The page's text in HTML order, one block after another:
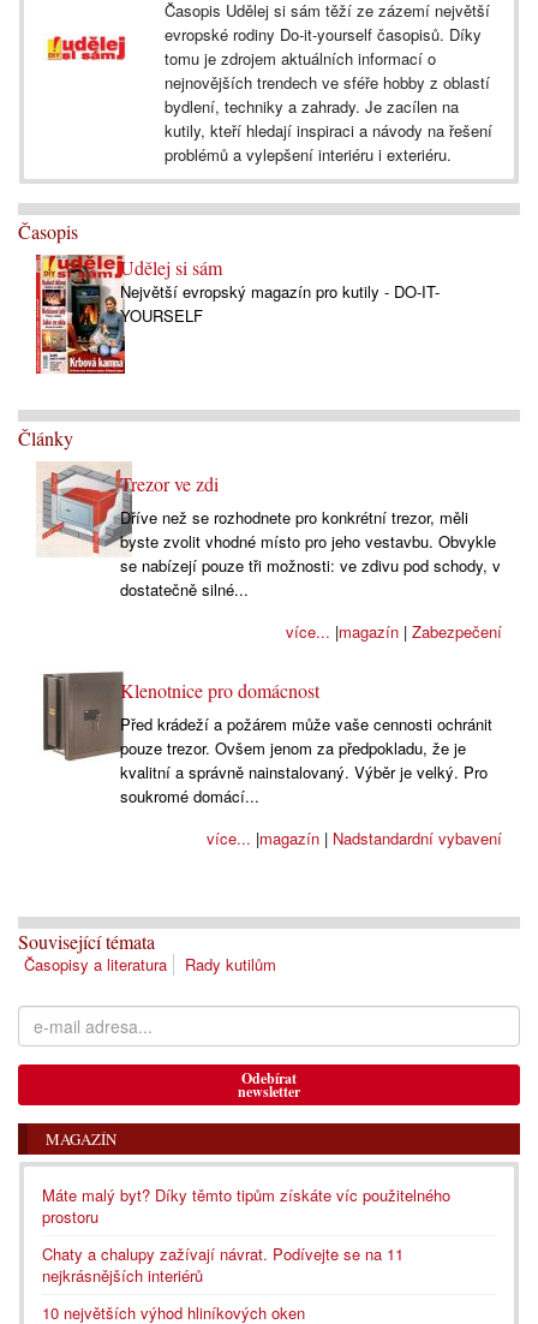
Časopis Udělej si sám těží ze zázemí největší
evropské rodiny Do-it-yourself časopisů. Díky
tomu je zdrojem aktuálních informací o
nejnovějších trendech ve sféře hobby z oblastí
bydlení, techniky a zahrady. Je zacílen na
kutily, kteří hledají inspiraci a návody na řešení
problémů a vylepšení interiéru i exteriéru.
Časopis
Udělej si sám
Největší evropský magazín pro kutily - DO-IT-
YOURSELF
Články
Trezor ve zdi
Dříve než se rozhodnete pro konkrétní trezor, měli
byste zvolit vhodné místo pro jeho vestavbu. Obvykle
se nabízejí pouze tři možnosti: ve zdivu pod schody, v
dostatečně silné...
magazín| Zabezpečení
více... |
Klenotnice pro domácnost
Před krádeží a požárem může vaše cennosti ochránit
pouze trezor. Ovšem jenom za předpokladu, že je
kvalitní a správně nainstalovaný. Výběr je velký. Pro
soukromé domácí...
magazín| Nadstandardní vybavení
více... |
Související témata
Časopisy a literatura Rady kutilům
Odebírat
newsletter
MAGAZÍN
Máte malý byt? Díky těmto tipům získáte víc použitelného
prostoru
Chaty a chalupy zažívají návrat. Podívejte se na 11
nejkrásnějších interiérů
10 největších výhod hliníkových oken